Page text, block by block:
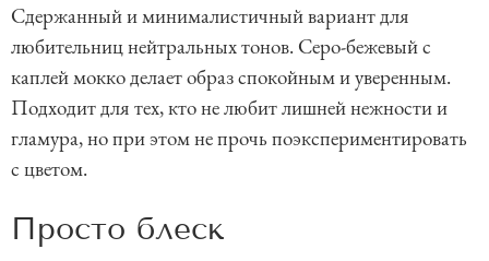
Сдержанный и минималистичный вариант для
любительниц нейтральных тонов. Серо-бежевый с
каплей мокко делает образ спокойным и уверенным.
Подходит для тех, кто не любит лишней нежности и
гламура, но при этом не прочь поэкспериментировать
с цветом.
Просто блеск